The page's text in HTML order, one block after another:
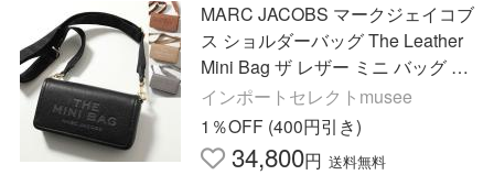
MARC JACOBS マークジェイコブ
ス ショルダーバッグ The Leather
Mini Bag ザ レザー ミニ バッグ 2S
4SMN080S02 レディース チェー
ンウォレット
インポートセレクトmusee
1％OFF (400円引き)
34,800円 送料無料